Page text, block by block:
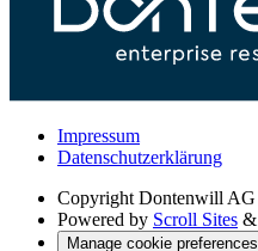
Impressum
Datenschutzerklärung
Copyright Dontenwill AG
Powered by Scroll Sites &
Manage cookie preferences